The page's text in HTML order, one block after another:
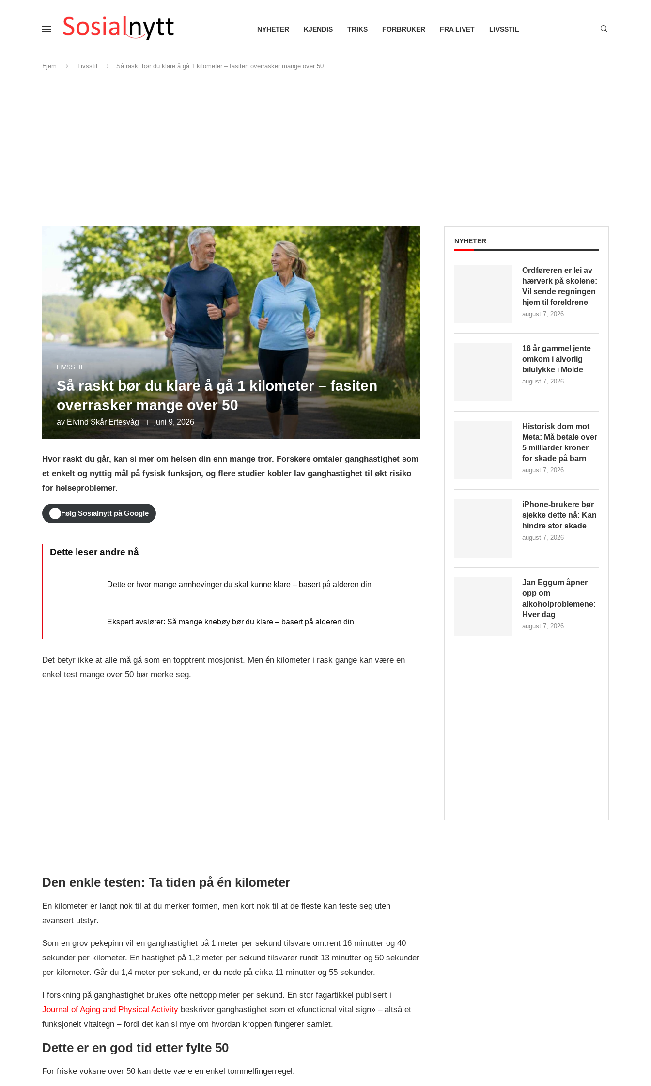
NYHETER KJENDIS TRIKS FORBRUKER FRA LIVET LIVSSTIL
Hjem Livsstil Så raskt bør du klare å gå 1 kilometer – fasiten overrasker mange over 50
LIVSSTIL
Så raskt bør du klare å gå 1 kilometer – fasiten
overrasker mange over 50
av Eivind Skår Ertesvåg juni 9, 2026
Hvor raskt du går, kan si mer om helsen din enn mange tror. Forskere omtaler ganghastighet som
et enkelt og nyttig mål på fysisk funksjon, og flere studier kobler lav ganghastighet til økt risiko
for helseproblemer.
Følg Sosialnytt på Google
Dette er hvor mange armhevinger du skal kunne klare – basert på alderen din
Ekspert avslører: Så mange knebøy bør du klare – basert på alderen din
Det betyr ikke at alle må gå som en topptrent mosjonist. Men én kilometer i rask gange kan være en
enkel test mange over 50 bør merke seg.
Den enkle testen: Ta tiden på én kilometer
En kilometer er langt nok til at du merker formen, men kort nok til at de fleste kan teste seg uten
avansert utstyr.
Som en grov pekepinn vil en ganghastighet på 1 meter per sekund tilsvare omtrent 16 minutter og 40
sekunder per kilometer. En hastighet på 1,2 meter per sekund tilsvarer rundt 13 minutter og 50 sekunder
per kilometer. Går du 1,4 meter per sekund, er du nede på cirka 11 minutter og 55 sekunder.
I forskning på ganghastighet brukes ofte nettopp meter per sekund. En stor fagartikkel publisert i
Journal of Aging and Physical Activity beskriver ganghastighet som et «functional vital sign» – altså et
funksjonelt vitaltegn – fordi det kan si mye om hvordan kroppen fungerer samlet.
Dette er en god tid etter fylte 50
For friske voksne over 50 kan dette være en enkel tommelfingerregel:
NYHETER
Ordføreren er lei av
hærverk på skolene:
Vil sende regningen
hjem til foreldrene
august 7, 2026
16 år gammel jente
omkom i alvorlig
bilulykke i Molde
august 7, 2026
Historisk dom mot
Meta: Må betale over
5 milliarder kroner
for skade på barn
august 7, 2026
iPhone-brukere bør
sjekke dette nå: Kan
hindre stor skade
august 7, 2026
Jan Eggum åpner
opp om
alkoholproblemene:
Hver dag
august 7, 2026